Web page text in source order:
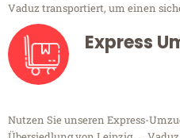
Vaduz transportiert, um einen
Express
Nutzen Sie unseren Express-